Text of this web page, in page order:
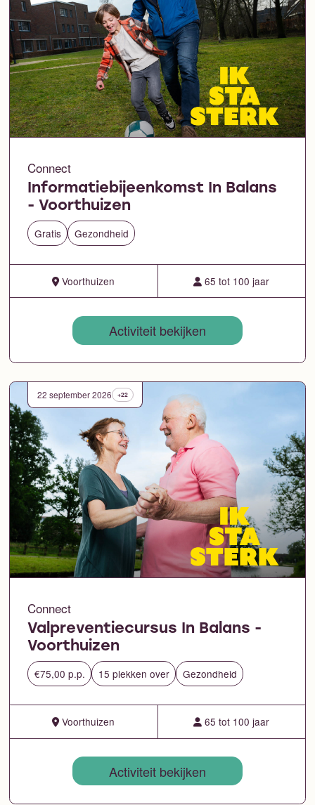
Connect
Informatiebijeenkomst In Balans
- Voorthuizen
Gratis Gezondheid
Voorthuizen 65 tot 100 jaar
Activiteit bekijken
22 september 2026 +22
Connect
Valpreventiecursus In Balans -
Voorthuizen
€75,00 p.p. 15 plekken over Gezondheid
Voorthuizen 65 tot 100 jaar
Activiteit bekijken